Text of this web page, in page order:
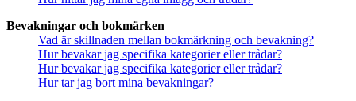
Bevakningar och bokmärken
Vad är skillnaden mellan bokmärkning och bevakning?
Hur bevakar jag specifika kategorier eller trådar?
Hur bevakar jag specifika kategorier eller trådar?
Hur tar jag bort mina bevakningar?